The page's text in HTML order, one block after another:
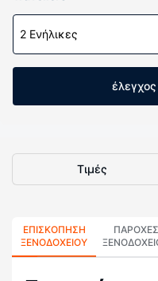
2 Ενήλικες
έλεγχος
Τιμές
ΕΠΙΣΚΌΠΗΣΗ
ΞΕΝΟΔΟΧΕΊΟΥ
ΠΑΡΟΧΕΣ